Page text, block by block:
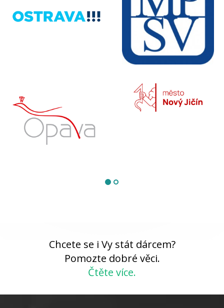
Chcete se i Vy stát dárcem?
Pomozte dobré věci.
Čtěte více.